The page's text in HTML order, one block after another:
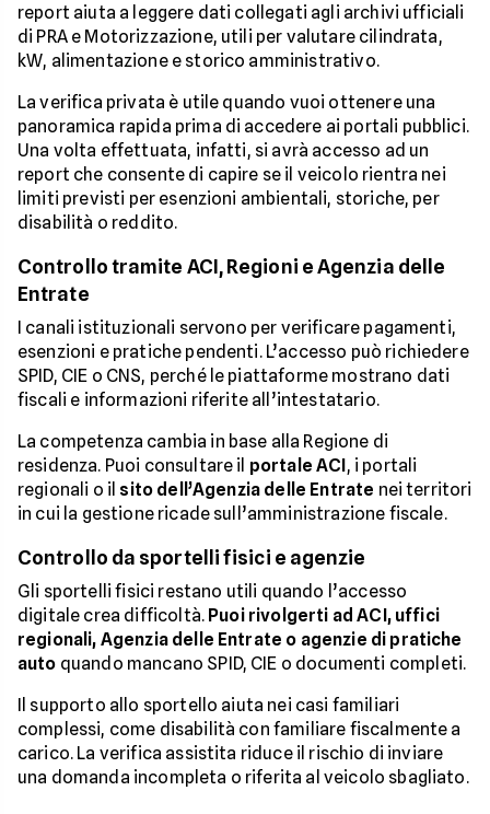
report aiuta a leggere dati collegati agli archivi ufficiali
di PRA e Motorizzazione, utili per valutare cilindrata,
kW, alimentazione e storico amministrativo.
La verifica privata è utile quando vuoi ottenere una
panoramica rapida prima di accedere ai portali pubblici.
Una volta effettuata, infatti, si avrà accesso ad un
report che consente di capire se il veicolo rientra nei
limiti previsti per esenzioni ambientali, storiche, per
disabilità o reddito.
Controllo tramite ACI, Regioni e Agenzia delle
Entrate
I canali istituzionali servono per verificare pagamenti,
esenzioni e pratiche pendenti. L’accesso può richiedere
SPID, CIE o CNS, perché le piattaforme mostrano dati
fiscali e informazioni riferite all’intestatario.
La competenza cambia in base alla Regione di
residenza. Puoi consultare il portale ACI, i portali
regionali o il sito dell’Agenzia delle Entrate nei territori
in cui la gestione ricade sull’amministrazione fiscale.
Controllo da sportelli fisici e agenzie
Gli sportelli fisici restano utili quando l’accesso
digitale crea difficoltà. Puoi rivolgerti ad ACI, uffici
regionali, Agenzia delle Entrate o agenzie di pratiche
auto quando mancano SPID, CIE o documenti completi.
Il supporto allo sportello aiuta nei casi familiari
complessi, come disabilità con familiare fiscalmente a
carico. La verifica assistita riduce il rischio di inviare
una domanda incompleta o riferita al veicolo sbagliato.